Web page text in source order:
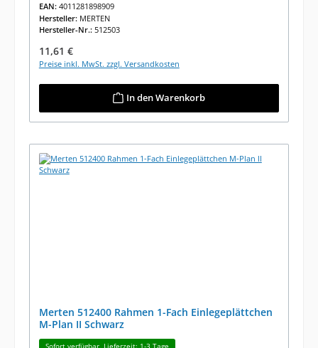
EAN: 4011281898909
Hersteller: MERTEN
Hersteller-Nr.: 512503
Regulärer Preis:
11,61 €
Preise inkl. MwSt. zzgl. Versandkosten
In den Warenkorb
Merten 512400 Rahmen 1-Fach Einlegeplättchen
M-Plan II Schwarz
Sofort verfügbar, Lieferzeit: 1-3 Tage